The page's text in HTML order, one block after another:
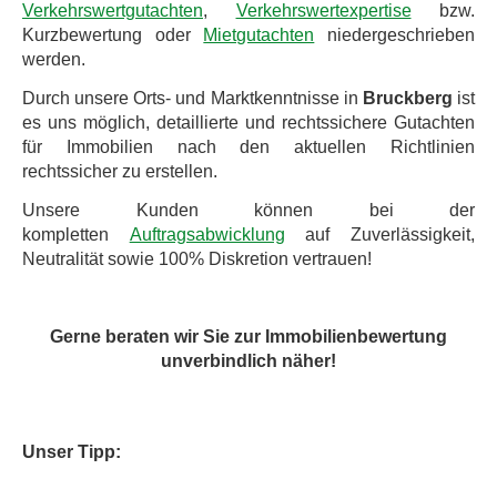
Verkehrswertgutachten, Verkehrswertexpertisebzw.
Kurzbewertung oder Mietgutachten niedergeschrieben
werden.
Durch unsere Orts- und Marktkenntnisse in Bruckberg ist
es uns möglich, detaillierte und rechtssichere Gutachten
für Immobilien nach den aktuellen Richtlinien
rechtssicher zu erstellen.
Unsere Kunden können bei der
kompletten Auftragsabwicklung auf Zuverlässigkeit,
Neutralität sowie 100% Diskretion vertrauen!
Gerne beraten wir Sie zur Immobilienbewertung
unverbindlich näher!
Unser Tipp: